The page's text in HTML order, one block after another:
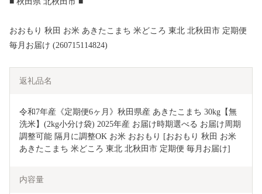
おおもり 秋田 お米 あきたこまち 米どころ 東北 北秋田市 定期便
毎月お届け (260715114824)
返礼品名
令和7年産《定期便6ヶ月》秋田県産 あきたこまち 30kg【無
洗米】(2kg小分け袋) 2025年産 お届け時期選べる お届け周期
調整可能 隔月に調整OK お米 おおもり [おおもり 秋田 お米
あきたこまち 米どころ 東北 北秋田市 定期便 毎月お届け]
内容量